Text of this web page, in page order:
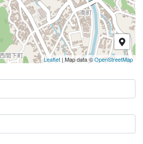
Leaflet | Map data ©OpenStreetMap